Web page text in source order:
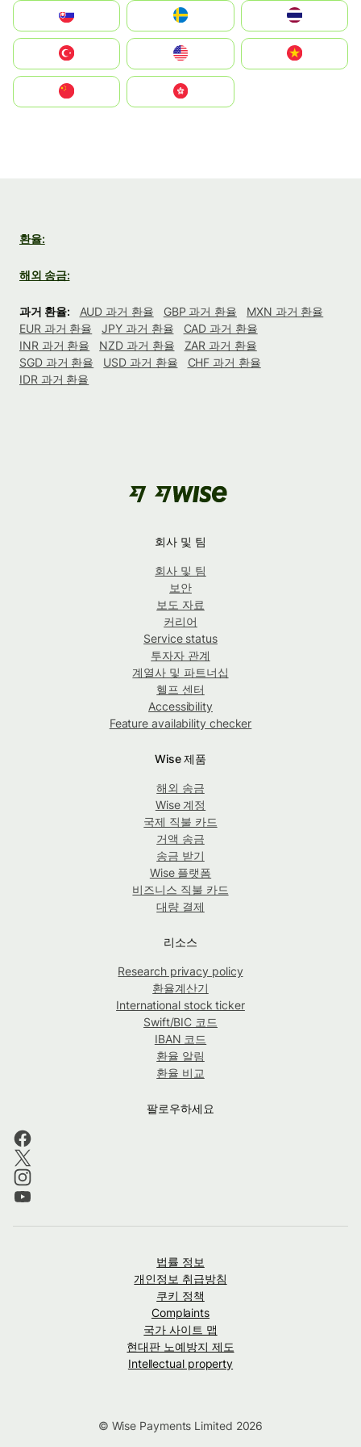
United States
中國香港特別行政區
환율:
해외 송금:
과거 환율: AUD 과거 환율 GBP 과거 환율
MXN 과거 환율
EUR 과거 환율
JPY 과거 환율
CAD 과거 환율
INR 과거 환율
NZD 과거 환율
ZAR 과거 환율
SGD 과거 환율
USD 과거 환율
CHF 과거 환율
IDR 과거 환율
회사 및 팀
회사 및 팀
보안
보도 자료
커리어
Service status
투자자 관계
계열사 및 파트너십
헬프 센터
Accessibility
Feature availability checker
Wise 제품
해외 송금
Wise 계정
국제 직불 카드
거액 송금
송금 받기
Wise 플랫폼
비즈니스 직불 카드
대량 결제
리소스
Research privacy policy
환율계산기
International stock ticker
Swift/BIC 코드
IBAN 코드
환율 알림
환율 비교
팔로우하세요
법률 정보
개인정보 취급방침
쿠키 정책
Complaints
국가 사이트 맵
현대판 노예방지 제도
Intellectual property
© Wise Payments Limited 2026